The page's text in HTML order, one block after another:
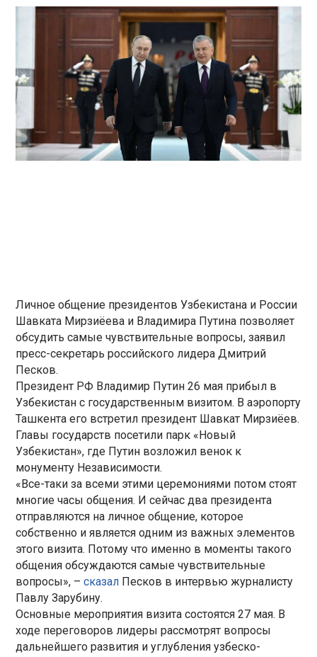
Личное общение президентов Узбекистана и России
Шавката Мирзиёева и Владимира Путина позволяет
обсудить самые чувствительные вопросы, заявил
пресс-секретарь российского лидера Дмитрий
Песков.
Президент РФ Владимир Путин 26 мая прибыл в
Узбекистан с государственным визитом. В аэропорту
Ташкента его встретил президент Шавкат Мирзиёев.
Главы государств посетили парк «Новый
Узбекистан», где Путин возложил венок к
монументу Независимости.
«Все-таки за всеми этими церемониями потом стоят
многие часы общения. И сейчас два президента
отправляются на личное общение, которое
собственно и является одним из важных элементов
этого визита. Потому что именно в моменты такого
общения обсуждаются самые чувствительные
вопросы», –сказал Песков в интервью журналисту
Павлу Зарубину.
Основные мероприятия визита состоятся 27 мая. В
ходе переговоров лидеры рассмотрят вопросы
дальнейшего развития и углубления узбеско-